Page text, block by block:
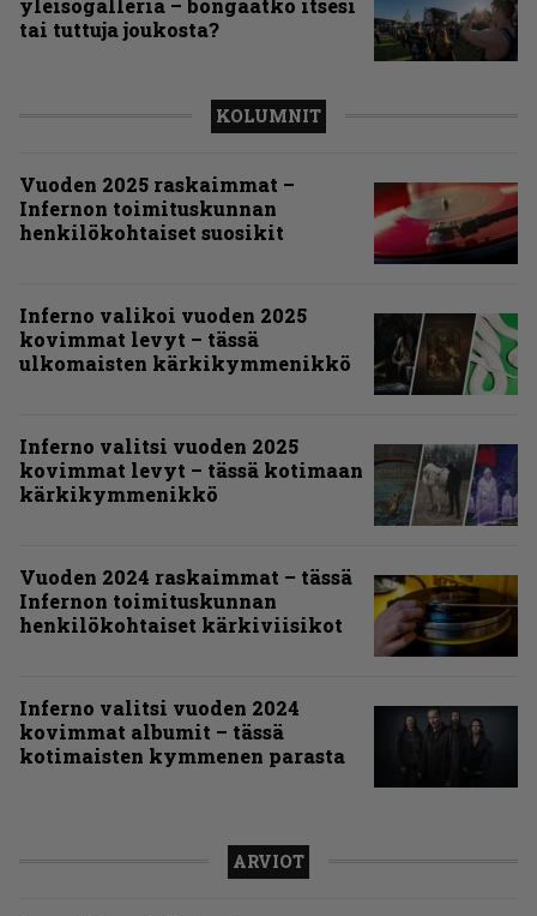
yleisögalleria – bongaatko itsesi
tai tuttuja joukosta?
KOLUMNIT
Vuoden 2025 raskaimmat –
Infernon toimituskunnan
henkilökohtaiset suosikit
Inferno valikoi vuoden 2025
kovimmat levyt – tässä
ulkomaisten kärkikymmenikkö
Inferno valitsi vuoden 2025
kovimmat levyt – tässä kotimaan
kärkikymmenikkö
Vuoden 2024 raskaimmat – tässä
Infernon toimituskunnan
henkilökohtaiset kärkiviisikot
Inferno valitsi vuoden 2024
kovimmat albumit – tässä
kotimaisten kymmenen parasta
ARVIOT